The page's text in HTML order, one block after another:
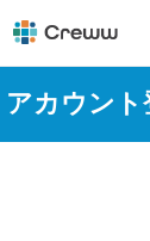
アカウント